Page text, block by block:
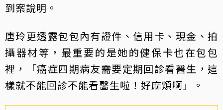
到案說明。
唐玲更透露包包內有證件、信用卡、現金、拍
攝器材等，最重要的是她的健保卡也在包包
裡，「癌症四期病友需要定期回診看醫生，這
樣就不能回診不能看醫生啦！好麻煩啊」。